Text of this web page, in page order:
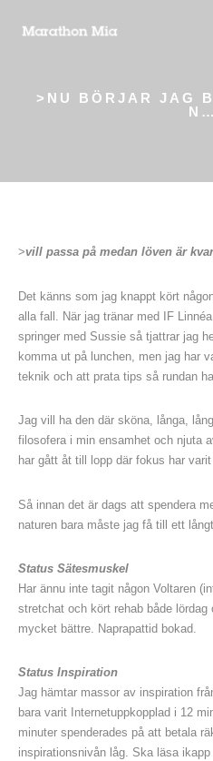
>NU BÖRJAR JAG
N…
>vill passa på medan löven är
Det känns som jag knappt kört
alla fall. När jag tränar med IF
springer med Sussie så tjattrar jag
komma ut på lunchen, men jag har
teknik och att prata tips så rundan
Jag vill ha den där sköna, långa,
filosofera i min ensamhet och njuta
har gått åt till lopp där fokus har varit
Så innan det är dags att spendera
naturen bara måste jag få till ett
Status Sätesmuskel
Har ännu inte tagit någon Voltaren
stretchat och kört rehab både
mycket bättre. Naprapattid bokad.
Status Inspiration
Jag hämtar massor av inspiration
bara varit Internetuppkopplad i 12
minuter spenderades på att betala
inspirationsnivån låg. Ska läsa